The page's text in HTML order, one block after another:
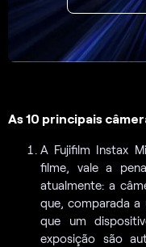
As 10 principais
A Fujifilm Instax
filme, vale a
atualmente: a
que, comparada a
que um
exposição são